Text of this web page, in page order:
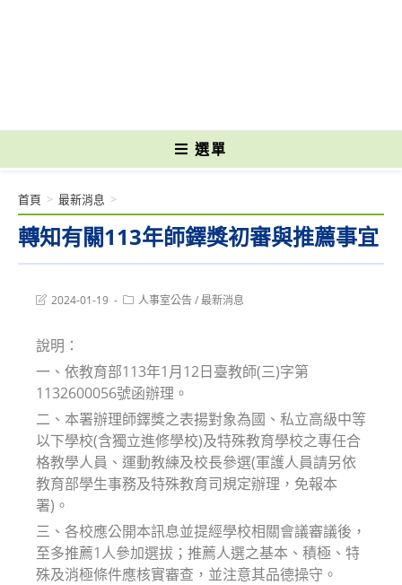
選單
轉知有關113年師鐸獎初審與推薦事宜
首頁 > 最新消息 >
Post2024-01-19
Post人事室公告/最新消息
說明：
一、依教育部113年1月12日臺教師(三)字第
1132600056號函辦理。
二、本署辦理師鐸獎之表揚對象為國、私立高級中等
以下學校(含獨立進修學校)及特殊教育學校之專任合
格教學人員、運動教練及校長參選(軍護人員請另依
教育部學生事務及特殊教育司規定辦理，免報本
署)。
三、各校應公開本訊息並提經學校相關會議審議後，
至多推薦1人參加選拔；推薦人選之基本、積極、特
殊及消極條件應核實審查，並注意其品德操守。